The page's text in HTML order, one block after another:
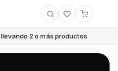
llevando 2 o más productos